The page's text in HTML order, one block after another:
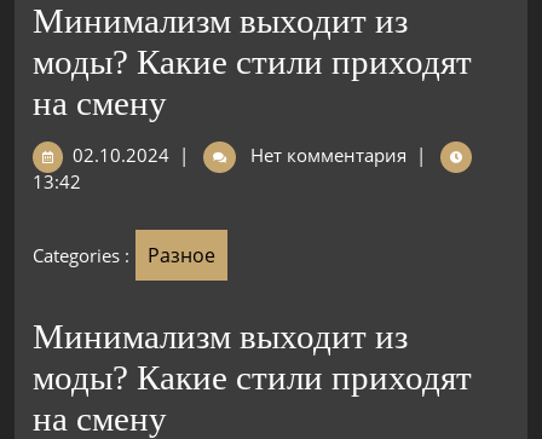
Минимализм выходит из
моды? Какие стили приходят
на смену
02.10.2024 | Нет комментария |
13:42
Categories : Разное
Минимализм выходит из
моды? Какие стили приходят
на смену